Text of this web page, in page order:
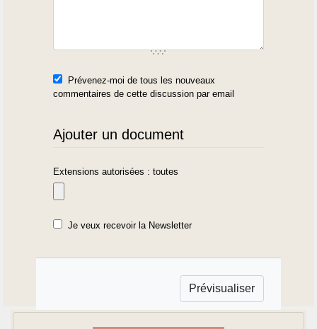
Prévenez-moi de tous les nouveaux
commentaires de cette discussion par email
Ajouter un document
Extensions autorisées : toutes
Je veux recevoir la Newsletter